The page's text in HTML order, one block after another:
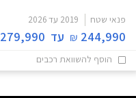
פנאי שטח 2019 עד2026
244,990
₪ עד 279,990
הוסף להשוואת רכבים